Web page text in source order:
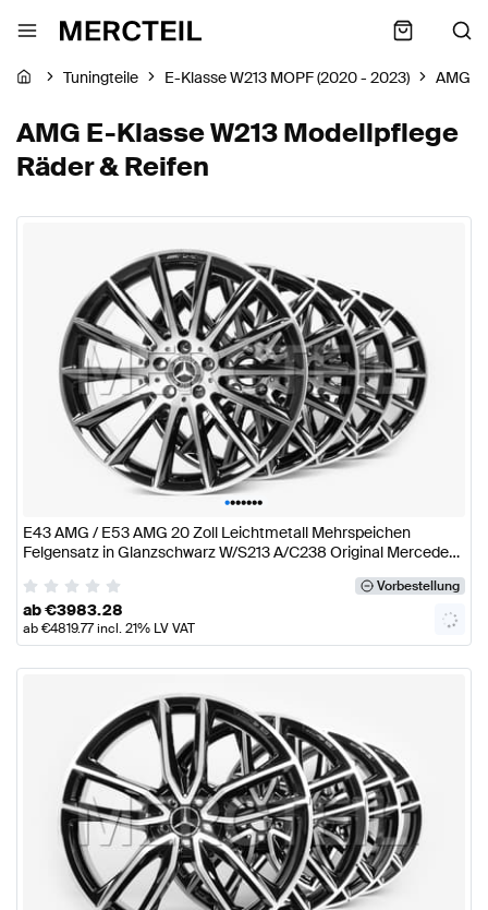
Tuningteile E-Klasse W213 MOPF (2020 - 2023) AMG
AMG E-Klasse W213 Modellpflege
Räder & Reifen
•••••••
E43 AMG / E53 AMG 20 Zoll Leichtmetall Mehrspeichen
Felgensatz in Glanzschwarz W/S213 A/C238 Original Mercedes
Vorbestellung
ab€3983.28
ab€4819.77incl. 21% LV VAT